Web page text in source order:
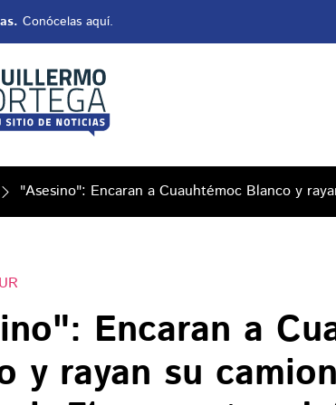
Conócelas aquí.
"Asesino": Encaran a Cuauhtémoc Blanco y
Encaran a
y rayan su